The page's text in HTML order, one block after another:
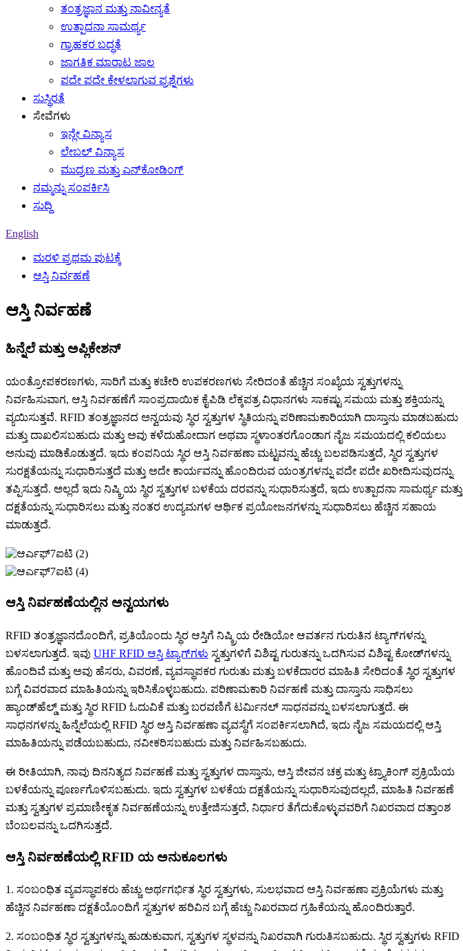
ತಂತ್ರಜ್ಞಾನ ಮತ್ತು ನಾವೀನ್ಯತೆ
ಉತ್ಪಾದನಾ ಸಾಮರ್ಥ್ಯ
ಗ್ರಾಹಕರ ಬದ್ಧತೆ
ಜಾಗತಿಕ ಮಾರಾಟ ಜಾಲ
ಪದೇ ಪದೇ ಕೇಳಲಾಗುವ ಪ್ರಶ್ನೆಗಳು
ಸುಸ್ಥಿರತೆ
ಸೇವೆಗಳು
ಇನ್ಲೇ ವಿನ್ಯಾಸ
ಲೇಬಲ್ ವಿನ್ಯಾಸ
ಮುದ್ರಣ ಮತ್ತು ಎನ್‌ಕೋಡಿಂಗ್
ನಮ್ಮನ್ನು ಸಂಪರ್ಕಿಸಿ
ಸುದ್ದಿ
English
ಮರಳಿ ಪ್ರಥಮ ಪುಟಕ್ಕೆ
ಆಸ್ತಿ ನಿರ್ವಹಣೆ
ಆಸ್ತಿ ನಿರ್ವಹಣೆ
ಹಿನ್ನೆಲೆ ಮತ್ತು ಅಪ್ಲಿಕೇಶನ್
ಯಂತ್ರೋಪಕರಣಗಳು, ಸಾರಿಗೆ ಮತ್ತು ಕಚೇರಿ ಉಪಕರಣಗಳು ಸೇರಿದಂತೆ ಹೆಚ್ಚಿನ ಸಂಖ್ಯೆಯ ಸ್ವತ್ತುಗಳನ್ನು
ನಿರ್ವಹಿಸುವಾಗ, ಆಸ್ತಿ ನಿರ್ವಹಣೆಗೆ ಸಾಂಪ್ರದಾಯಿಕ ಕೈಪಿಡಿ ಲೆಕ್ಕಪತ್ರ ವಿಧಾನಗಳು ಸಾಕಷ್ಟು ಸಮಯ ಮತ್ತು ಶಕ್ತಿಯನ್ನು
ವ್ಯಯಿಸುತ್ತವೆ. RFID ತಂತ್ರಜ್ಞಾನದ ಅನ್ವಯವು ಸ್ಥಿರ ಸ್ವತ್ತುಗಳ ಸ್ಥಿತಿಯನ್ನು ಪರಿಣಾಮಕಾರಿಯಾಗಿ ದಾಸ್ತಾನು ಮಾಡಬಹುದು
ಮತ್ತು ದಾಖಲಿಸಬಹುದು ಮತ್ತು ಅವು ಕಳೆದುಹೋದಾಗ ಅಥವಾ ಸ್ಥಳಾಂತರಗೊಂಡಾಗ ನೈಜ ಸಮಯದಲ್ಲಿ ಕಲಿಯಲು
ಅನುವು ಮಾಡಿಕೊಡುತ್ತದೆ. ಇದು ಕಂಪನಿಯ ಸ್ಥಿರ ಆಸ್ತಿ ನಿರ್ವಹಣಾ ಮಟ್ಟವನ್ನು ಹೆಚ್ಚು ಬಲಪಡಿಸುತ್ತದೆ, ಸ್ಥಿರ ಸ್ವತ್ತುಗಳ
ಸುರಕ್ಷತೆಯನ್ನು ಸುಧಾರಿಸುತ್ತದೆ ಮತ್ತು ಅದೇ ಕಾರ್ಯವನ್ನು ಹೊಂದಿರುವ ಯಂತ್ರಗಳನ್ನು ಪದೇ ಪದೇ ಖರೀದಿಸುವುದನ್ನು
ತಪ್ಪಿಸುತ್ತದೆ. ಅಲ್ಲದೆ ಇದು ನಿಷ್ಕ್ರಿಯ ಸ್ಥಿರ ಸ್ವತ್ತುಗಳ ಬಳಕೆಯ ದರವನ್ನು ಸುಧಾರಿಸುತ್ತದೆ, ಇದು ಉತ್ಪಾದನಾ ಸಾಮರ್ಥ್ಯ ಮತ್ತು
ದಕ್ಷತೆಯನ್ನು ಸುಧಾರಿಸಲು ಮತ್ತು ನಂತರ ಉದ್ಯಮಗಳ ಆರ್ಥಿಕ ಪ್ರಯೋಜನಗಳನ್ನು ಸುಧಾರಿಸಲು ಹೆಚ್ಚಿನ ಸಹಾಯ
ಮಾಡುತ್ತದೆ.
ಆಸ್ತಿ ನಿರ್ವಹಣೆಯಲ್ಲಿನ ಅನ್ವಯಗಳು
RFID ತಂತ್ರಜ್ಞಾನದೊಂದಿಗೆ, ಪ್ರತಿಯೊಂದು ಸ್ಥಿರ ಆಸ್ತಿಗೆ ನಿಷ್ಕ್ರಿಯ ರೇಡಿಯೋ ಆವರ್ತನ ಗುರುತಿನ ಟ್ಯಾಗ್‌ಗಳನ್ನು
ಬಳಸಲಾಗುತ್ತದೆ. ಇವು UHF RFID ಆಸ್ತಿ ಟ್ಯಾಗ್‌ಗಳು ಸ್ವತ್ತುಗಳಿಗೆ ವಿಶಿಷ್ಟ ಗುರುತನ್ನು ಒದಗಿಸುವ ವಿಶಿಷ್ಟ ಕೋಡ್‌ಗಳನ್ನು
ಹೊಂದಿವೆ ಮತ್ತು ಅವು ಹೆಸರು, ವಿವರಣೆ, ವ್ಯವಸ್ಥಾಪಕರ ಗುರುತು ಮತ್ತು ಬಳಕೆದಾರರ ಮಾಹಿತಿ ಸೇರಿದಂತೆ ಸ್ಥಿರ ಸ್ವತ್ತುಗಳ
ಬಗ್ಗೆ ವಿವರವಾದ ಮಾಹಿತಿಯನ್ನು ಇರಿಸಿಕೊಳ್ಳಬಹುದು. ಪರಿಣಾಮಕಾರಿ ನಿರ್ವಹಣೆ ಮತ್ತು ದಾಸ್ತಾನು ಸಾಧಿಸಲು
ಹ್ಯಾಂಡ್‌ಹೆಲ್ಡ್ ಮತ್ತು ಸ್ಥಿರ RFID ಓದುವಿಕೆ ಮತ್ತು ಬರವಣಿಗೆ ಟರ್ಮಿನಲ್ ಸಾಧನವನ್ನು ಬಳಸಲಾಗುತ್ತದೆ. ಈ
ಸಾಧನಗಳನ್ನು ಹಿನ್ನೆಲೆಯಲ್ಲಿ RFID ಸ್ಥಿರ ಆಸ್ತಿ ನಿರ್ವಹಣಾ ವ್ಯವಸ್ಥೆಗೆ ಸಂಪರ್ಕಿಸಲಾಗಿದೆ, ಇದು ನೈಜ ಸಮಯದಲ್ಲಿ ಆಸ್ತಿ
ಮಾಹಿತಿಯನ್ನು ಪಡೆಯಬಹುದು, ನವೀಕರಿಸಬಹುದು ಮತ್ತು ನಿರ್ವಹಿಸಬಹುದು.
ಈ ರೀತಿಯಾಗಿ, ನಾವು ದಿನನಿತ್ಯದ ನಿರ್ವಹಣೆ ಮತ್ತು ಸ್ವತ್ತುಗಳ ದಾಸ್ತಾನು, ಆಸ್ತಿ ಜೀವನ ಚಕ್ರ ಮತ್ತು ಟ್ರ್ಯಾಕಿಂಗ್ ಪ್ರಕ್ರಿಯೆಯ
ಬಳಕೆಯನ್ನು ಪೂರ್ಣಗೊಳಿಸಬಹುದು. ಇದು ಸ್ವತ್ತುಗಳ ಬಳಕೆಯ ದಕ್ಷತೆಯನ್ನು ಸುಧಾರಿಸುವುದಲ್ಲದೆ, ಮಾಹಿತಿ ನಿರ್ವಹಣೆ
ಮತ್ತು ಸ್ವತ್ತುಗಳ ಪ್ರಮಾಣೀಕೃತ ನಿರ್ವಹಣೆಯನ್ನು ಉತ್ತೇಜಿಸುತ್ತದೆ, ನಿರ್ಧಾರ ತೆಗೆದುಕೊಳ್ಳುವವರಿಗೆ ನಿಖರವಾದ ದತ್ತಾಂಶ
ಬೆಂಬಲವನ್ನು ಒದಗಿಸುತ್ತದೆ.
ಆಸ್ತಿ ನಿರ್ವಹಣೆಯಲ್ಲಿ RFID ಯ ಅನುಕೂಲಗಳು
1. ಸಂಬಂಧಿತ ವ್ಯವಸ್ಥಾಪಕರು ಹೆಚ್ಚು ಅರ್ಥಗರ್ಭಿತ ಸ್ಥಿರ ಸ್ವತ್ತುಗಳು, ಸುಲಭವಾದ ಆಸ್ತಿ ನಿರ್ವಹಣಾ ಪ್ರಕ್ರಿಯೆಗಳು ಮತ್ತು
ಹೆಚ್ಚಿನ ನಿರ್ವಹಣಾ ದಕ್ಷತೆಯೊಂದಿಗೆ ಸ್ವತ್ತುಗಳ ಹರಿವಿನ ಬಗ್ಗೆ ಹೆಚ್ಚು ನಿಖರವಾದ ಗ್ರಹಿಕೆಯನ್ನು ಹೊಂದಿರುತ್ತಾರೆ.
2. ಸಂಬಂಧಿತ ಸ್ಥಿರ ಸ್ವತ್ತುಗಳನ್ನು ಹುಡುಕುವಾಗ, ಸ್ವತ್ತುಗಳ ಸ್ಥಳವನ್ನು ನಿಖರವಾಗಿ ಗುರುತಿಸಬಹುದು. ಸ್ಥಿರ ಸ್ವತ್ತುಗಳು RFID